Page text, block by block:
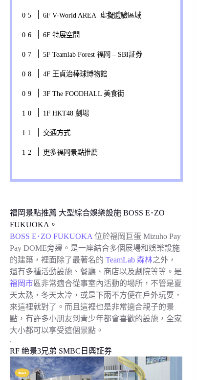
6F V-World AREA 虛擬體驗區域
6F 特展空間
5F Teamlab Forest 福岡 – SBI証券
4F 王貞治棒球博物館
3F The FOODHALL 美食街
1F HKT48 劇場
交通方式
更多福岡景點推薦
福岡景點推薦 大型綜合娛樂設施 BOSS E･ZO
FUKUOKA。
BOSS E･ZO FUKUOKA 位於福岡巨蛋 Mizuho Pay
Pay DOME旁邊。是一座結合多個展場和娛樂設施
的建築，裡面除了最著名的 TeamLab 森林之外，
還有多種活動設施、餐廳、商店以及劇院等等。是
福岡市 區非常適合從事室內活動的場所，不管是夏
天太熱，冬天太冷，或是下雨不方便在戶外玩耍，
來這裡就對了。而且這裡也是非常適合親子的景
點，有許多小朋友到青少年都會喜歡的設施，全家
大小都可以享受這個景點。
.
RF 絶景3兄弟 SMBC日興証券